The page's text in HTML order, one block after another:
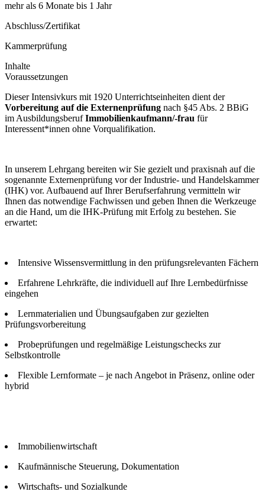
mehr als 6 Monate bis 1 Jahr
Abschluss/Zertifikat
Kammerprüfung
Inhalte
Voraussetzungen
Dieser Intensivkurs mit 1920 Unterrichtseinheiten dient der
Vorbereitung auf die Externenprüfung nach §45 Abs. 2 BBiG
im AusbildungsberufImmobilienkaufmann/-frau für
Interessent*innen ohne Vorqualifikation.
In unserem Lehrgang bereiten wir Sie gezielt und praxisnah auf die
sogenannte Externenprüfung vor der Industrie- und Handelskammer
(IHK) vor. Aufbauend auf Ihrer Berufserfahrung vermitteln wir
Ihnen das notwendige Fachwissen und geben Ihnen die Werkzeuge
an die Hand, um die IHK-Prüfung mit Erfolg zu bestehen. Sie
erwartet:
Intensive Wissensvermittlung in den prüfungsrelevanten Fächern
Erfahrene Lehrkräfte, die individuell auf Ihre Lernbedürfnisse
eingehen
Lernmaterialien und Übungsaufgaben zur gezielten
Prüfungsvorbereitung
Probeprüfungen und regelmäßige Leistungschecks zur
Selbstkontrolle
Flexible Lernformate – je nach Angebot in Präsenz, online oder
hybrid
Immobilienwirtschaft
Kaufmännische Steuerung, Dokumentation
Wirtschafts- und Sozialkunde